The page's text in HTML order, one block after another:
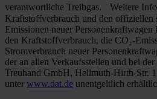
verantwortliche Treibgas. Weitere
Kraftstoffverbrauch und den offiziellen
Emissionen neuer
den Kraftstoffverbrauch, die CO₂-
Stromverbrauch neuer
der an allen Verkaufsstellen und bei
Treuhand GmbH, Hellmuth-Hirth-Str.
unter www.dat.de unentgeltlich